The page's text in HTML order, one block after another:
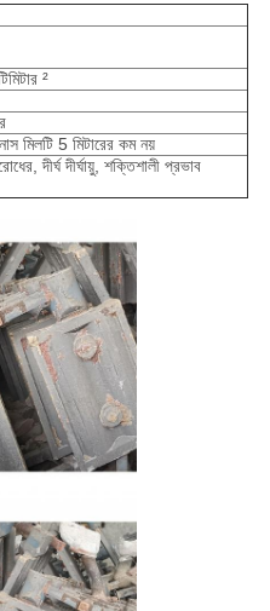
²
মিলটি 5 মিটারের কম নয়
দীর্ঘ দীর্ঘায়ু, শক্তিশালী প্রভাব